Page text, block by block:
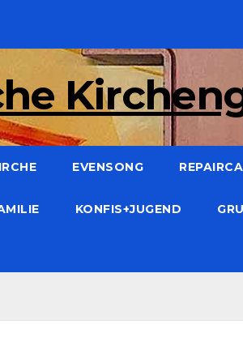
EVENSONG
KONFIS+JUGEND